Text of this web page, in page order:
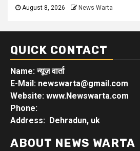
August 8, 2026 News Warta
QUICK CONTACT
Name: न्यूज़ वार्ता
E-Mail: newswarta@gmail.com
Website: www.Newswarta.com
Phone:
Address: Dehradun, uk
ABOUT NEWS WARTA